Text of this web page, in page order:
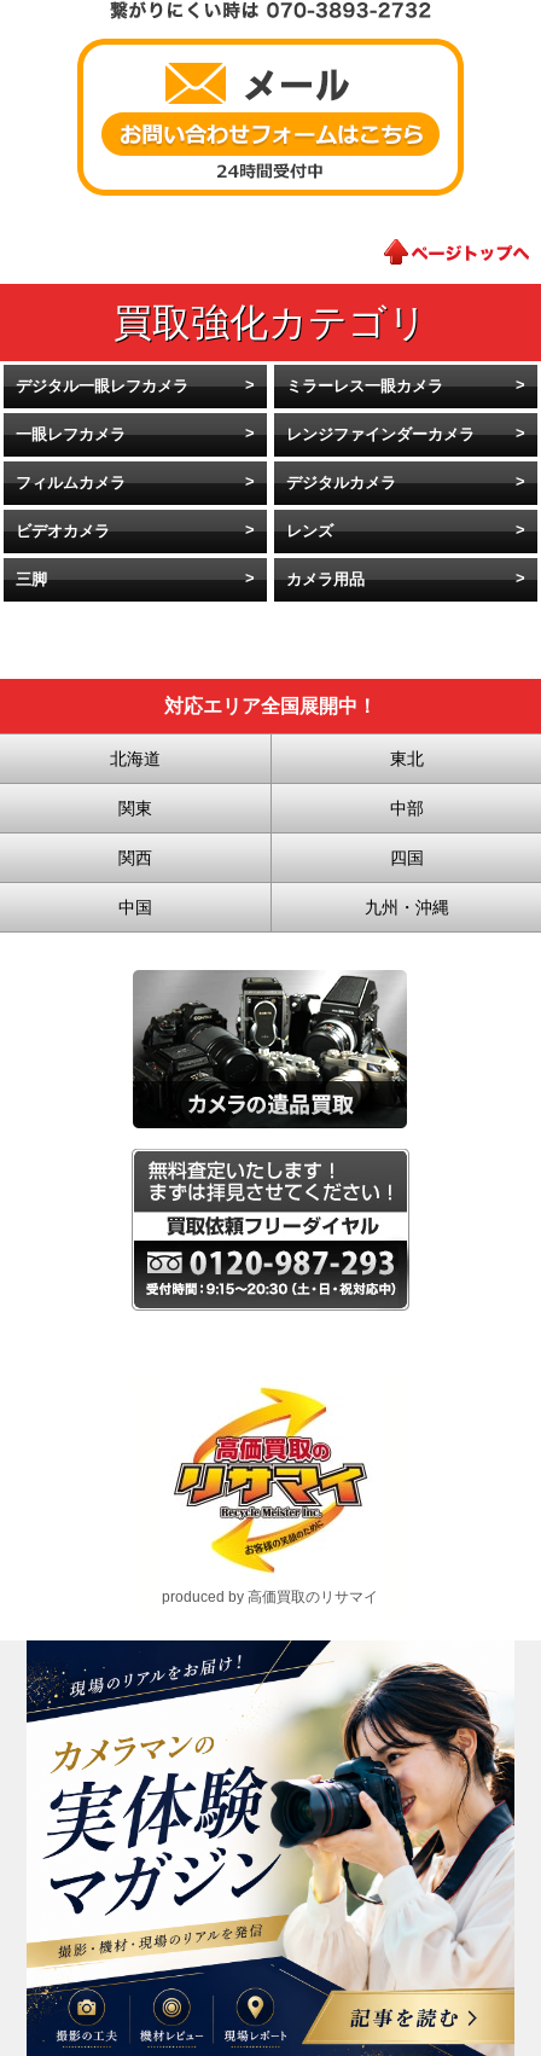
デジタル一眼レフカメラ ミラーレス一眼カメラ
一眼レフカメラ レンジファインダーカメラ
フィルムカメラ デジタルカメラ
ビデオカメラ レンズ
三脚 カメラ用品
対応エリア全国展開中！
北海道 東北
関東 中部
関西 四国
中国 九州・沖縄
produced by 高価買取のリサマイ